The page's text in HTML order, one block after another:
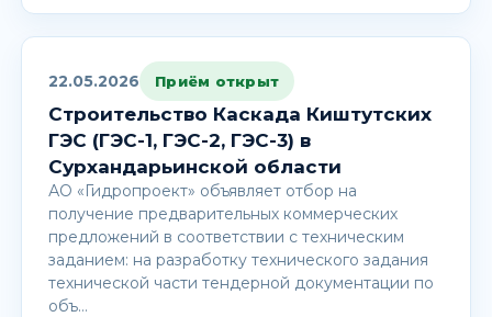
22.05.2026 Приём открыт
Строительство Каскада Киштутских
ГЭС (ГЭС-1, ГЭС-2, ГЭС-3) в
Сурхандарьинской области
АО «Гидропроект» объявляет отбор на
получение предварительных коммерческих
предложений в соответствии с техническим
заданием: на разработку технического задания
технической части тендерной документации по
объ…